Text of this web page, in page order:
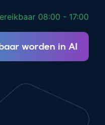
08:00 - 17:00
worden in AI